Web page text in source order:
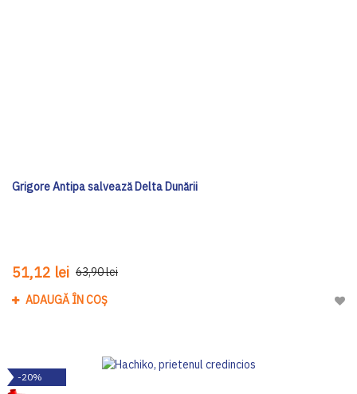
Grigore Antipa salvează Delta Dunării
51,12 lei 63,90 lei
ADAUGĂ ÎN COȘ
-20%